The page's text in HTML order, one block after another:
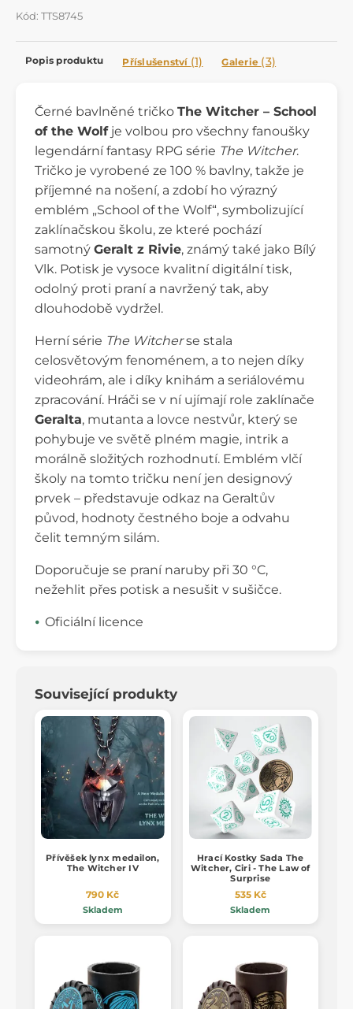
Kód: TTS8745
Popis produktu Příslušenství (1) Galerie (3)
Černé bavlněné tričko The Witcher – School
of the Wolfje volbou pro všechny fanoušky
legendární fantasy RPG série The Witcher.
Tričko je vyrobené ze 100 % bavlny, takže je
příjemné na nošení, a zdobí ho výrazný
emblém „School of the Wolf“, symbolizující
zaklínačskou školu, ze které pochází
samotný Geralt z Rivie, známý také jako Bílý
Vlk. Potisk je vysoce kvalitní digitální tisk,
odolný proti praní a navržený tak, aby
dlouhodobě vydržel.
Herní série The Witcherse stala
celosvětovým fenoménem, a to nejen díky
videohrám, ale i díky knihám a seriálovému
zpracování. Hráči se v ní ujímají role zaklínače
Geralta, mutanta a lovce nestvůr, který se
pohybuje ve světě plném magie, intrik a
morálně složitých rozhodnutí. Emblém vlčí
školy na tomto tričku není jen designový
prvek – představuje odkaz na Geraltův
původ, hodnoty čestného boje a odvahu
čelit temným silám.
Doporučuje se praní naruby při 30 °C,
nežehlit přes potisk a nesušit v sušičce.
Oficiální licence
Související produkty
Přívěšek lynx medailon,
The Witcher IV
790 Kč
Skladem
Hrací Kostky Sada The
Witcher, Ciri - The Law of
Surprise
535 Kč
Skladem